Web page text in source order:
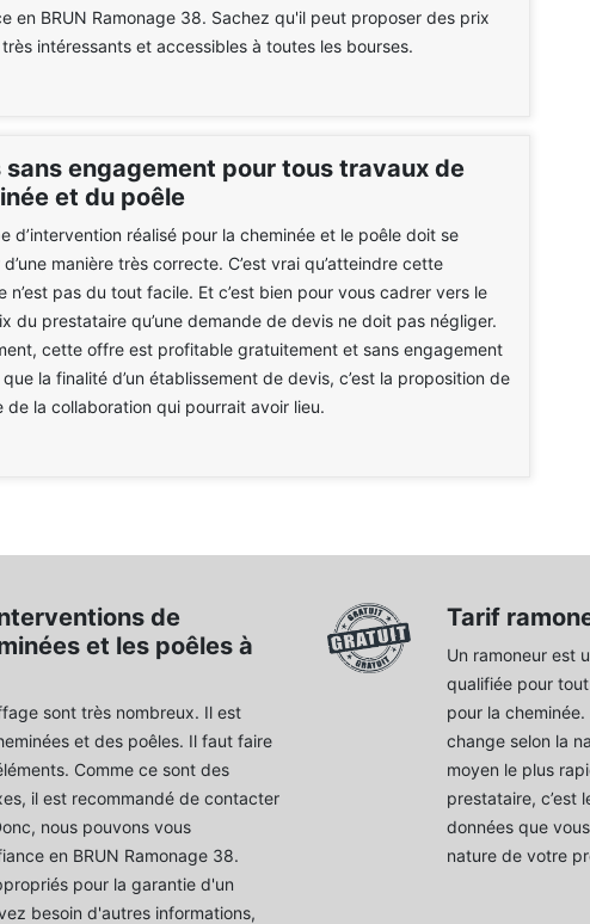
en BRUN Ramonage 38. Sachez qu'il peut proposer des prix
intéressants et accessibles à toutes les bourses.
sans engagement pour tous travaux de
et du poêle
d’intervention réalisé pour la cheminée et le poêle doit se
manière très correcte. C’est vrai qu’atteindre cette
n’est pas du tout facile. Et c’est bien pour vous cadrer vers le
du prestataire qu’une demande de devis ne doit pas négliger.
cette offre est profitable gratuitement et sans engagement
la finalité d’un établissement de devis, c’est la proposition de
de la collaboration qui pourrait avoir lieu.
de
et les poêles à
sont très nombreux. Il est
et des poêles. Il faut faire
Comme ce sont des
il est recommandé de contacter
nous pouvons vous
en BRUN Ramonage 38.
pour la garantie d'un
besoin d'autres informations,
Tarif
Un ramoneur est
qualifiée pour
pour la
change selon la
moyen le plus
prestataire, c’est
données que
nature de votre